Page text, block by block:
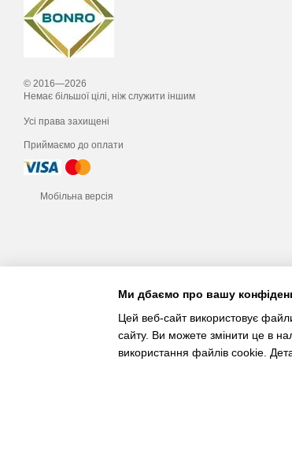
© 2016—2026
Немає більшої цілі, ніж служити іншим
Усі права захищені
Приймаємо до оплати
Мобільна версія
Ми дбаємо про вашу
Цей веб-сайт використовує
сайту. Ви можете змінити це в
використання файлів cookie.